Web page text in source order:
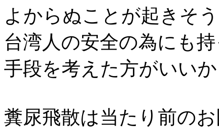
よからぬことが起きそ
台湾人の安全の為にも
手段を考えた方がいい
糞尿飛散は当たり前の